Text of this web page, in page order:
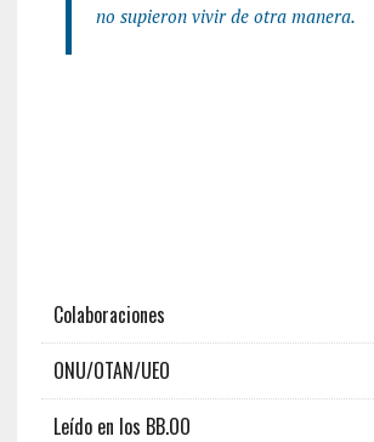
no supieron vivir de otra manera.
Colaboraciones
ONU/OTAN/UEO
Leído en los BB.OO